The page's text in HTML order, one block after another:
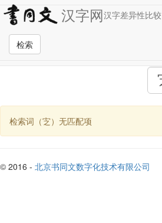
汉字网汉字差异性比较
检索
全站检索页面
检索词（㝎）无匹配项
© 2016 - 北京书同文数字化技术有限公司